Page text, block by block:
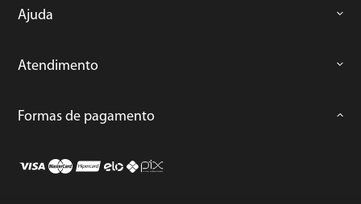
Ajuda
Atendimento
Formas de pagamento